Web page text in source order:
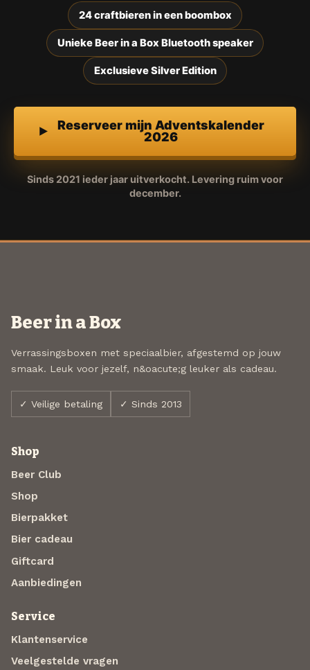
24 craftbieren in een boombox
Unieke Beer in a Box Bluetooth speaker
Exclusieve Silver Edition
Reserveer mijn Adventskalender
2026
Sinds 2021 ieder jaar uitverkocht. Levering ruim voor
december.
Beer in a Box
Verrassingsboxen met speciaalbier, afgestemd op jouw
smaak. Leuk voor jezelf, n&oacute;g leuker als cadeau.
✓ Veilige betaling ✓ Sinds 2013
Shop
Beer Club
Shop
Bierpakket
Bier cadeau
Giftcard
Aanbiedingen
Service
Klantenservice
Veelgestelde vragen